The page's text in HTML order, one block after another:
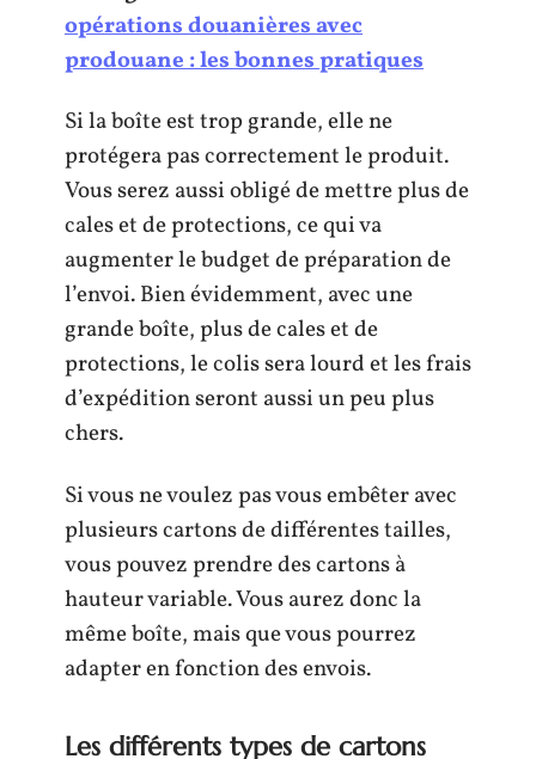
opérations douanières avec
prodouane : les bonnes pratiques
Si la boîte est trop grande, elle ne
protégera pas correctement le produit.
Vous serez aussi obligé de mettre plus de
cales et de protections, ce qui va
augmenter le budget de préparation de
l’envoi. Bien évidemment, avec une
grande boîte, plus de cales et de
protections, le colis sera lourd et les frais
d’expédition seront aussi un peu plus
chers.
Si vous ne voulez pas vous embêter avec
plusieurs cartons de différentes tailles,
vous pouvez prendre des cartons à
hauteur variable. Vous aurez donc la
même boîte, mais que vous pourrez
adapter en fonction des envois.
Les différents types de cartons